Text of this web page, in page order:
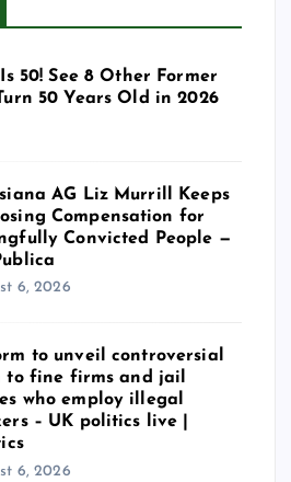
50! See 8 Other Former
50 Years Old in 2026
AG Liz Murrill Keeps
Compensation for
Convicted People —
6, 2026
to unveil controversial
to fine firms and jail
who employ illegal
– UK politics live |
6, 2026